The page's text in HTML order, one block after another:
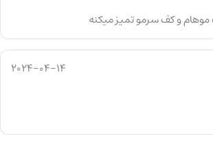
و کف سرمو تمیز میکنه
2024-04-14